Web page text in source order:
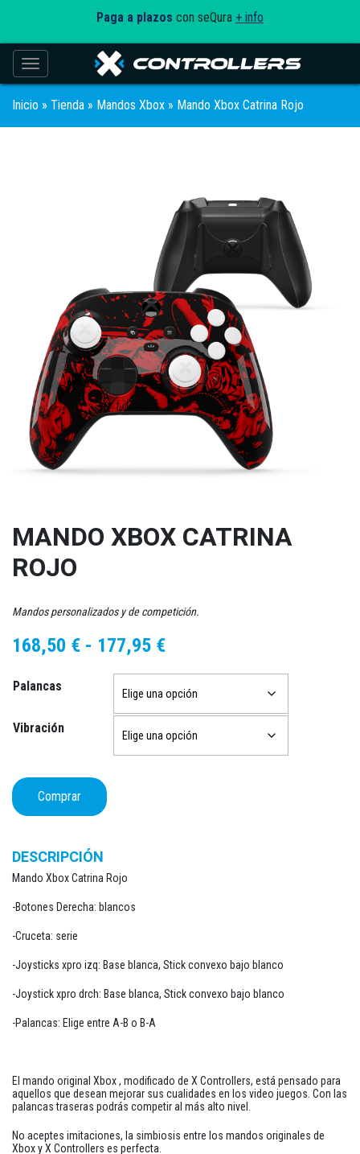
Paga a plazos con seQura + info
Toggle navigation
Inicio » Tienda » Mandos Xbox » Mando Xbox Catrina Rojo
MANDO XBOX CATRINA
ROJO
Mandos personalizados y de competición.
168,50 € - 177,95 €Rango
precios:
desde
168,50 €
hasta
Palancas
Vibración
Mando Xbox Catrina Rojo cantidad
Comprar
DESCRIPCIÓN
Mando Xbox Catrina Rojo
-Botones Derecha: blancos
-Cruceta: serie
-Joysticks xpro izq: Base blanca, Stick convexo bajo blanco
-Joystick xpro drch: Base blanca, Stick convexo bajo blanco
-Palancas: Elige entre A-B o B-A
El mando original Xbox , modificado de X Controllers, está pensado para
aquellos que desean mejorar sus cualidades en los video juegos. Con las
palancas traseras podrás competir al más alto nivel.
No aceptes imitaciones, la simbiosis entre los mandos originales de
Xbox y X Controllers es perfecta.